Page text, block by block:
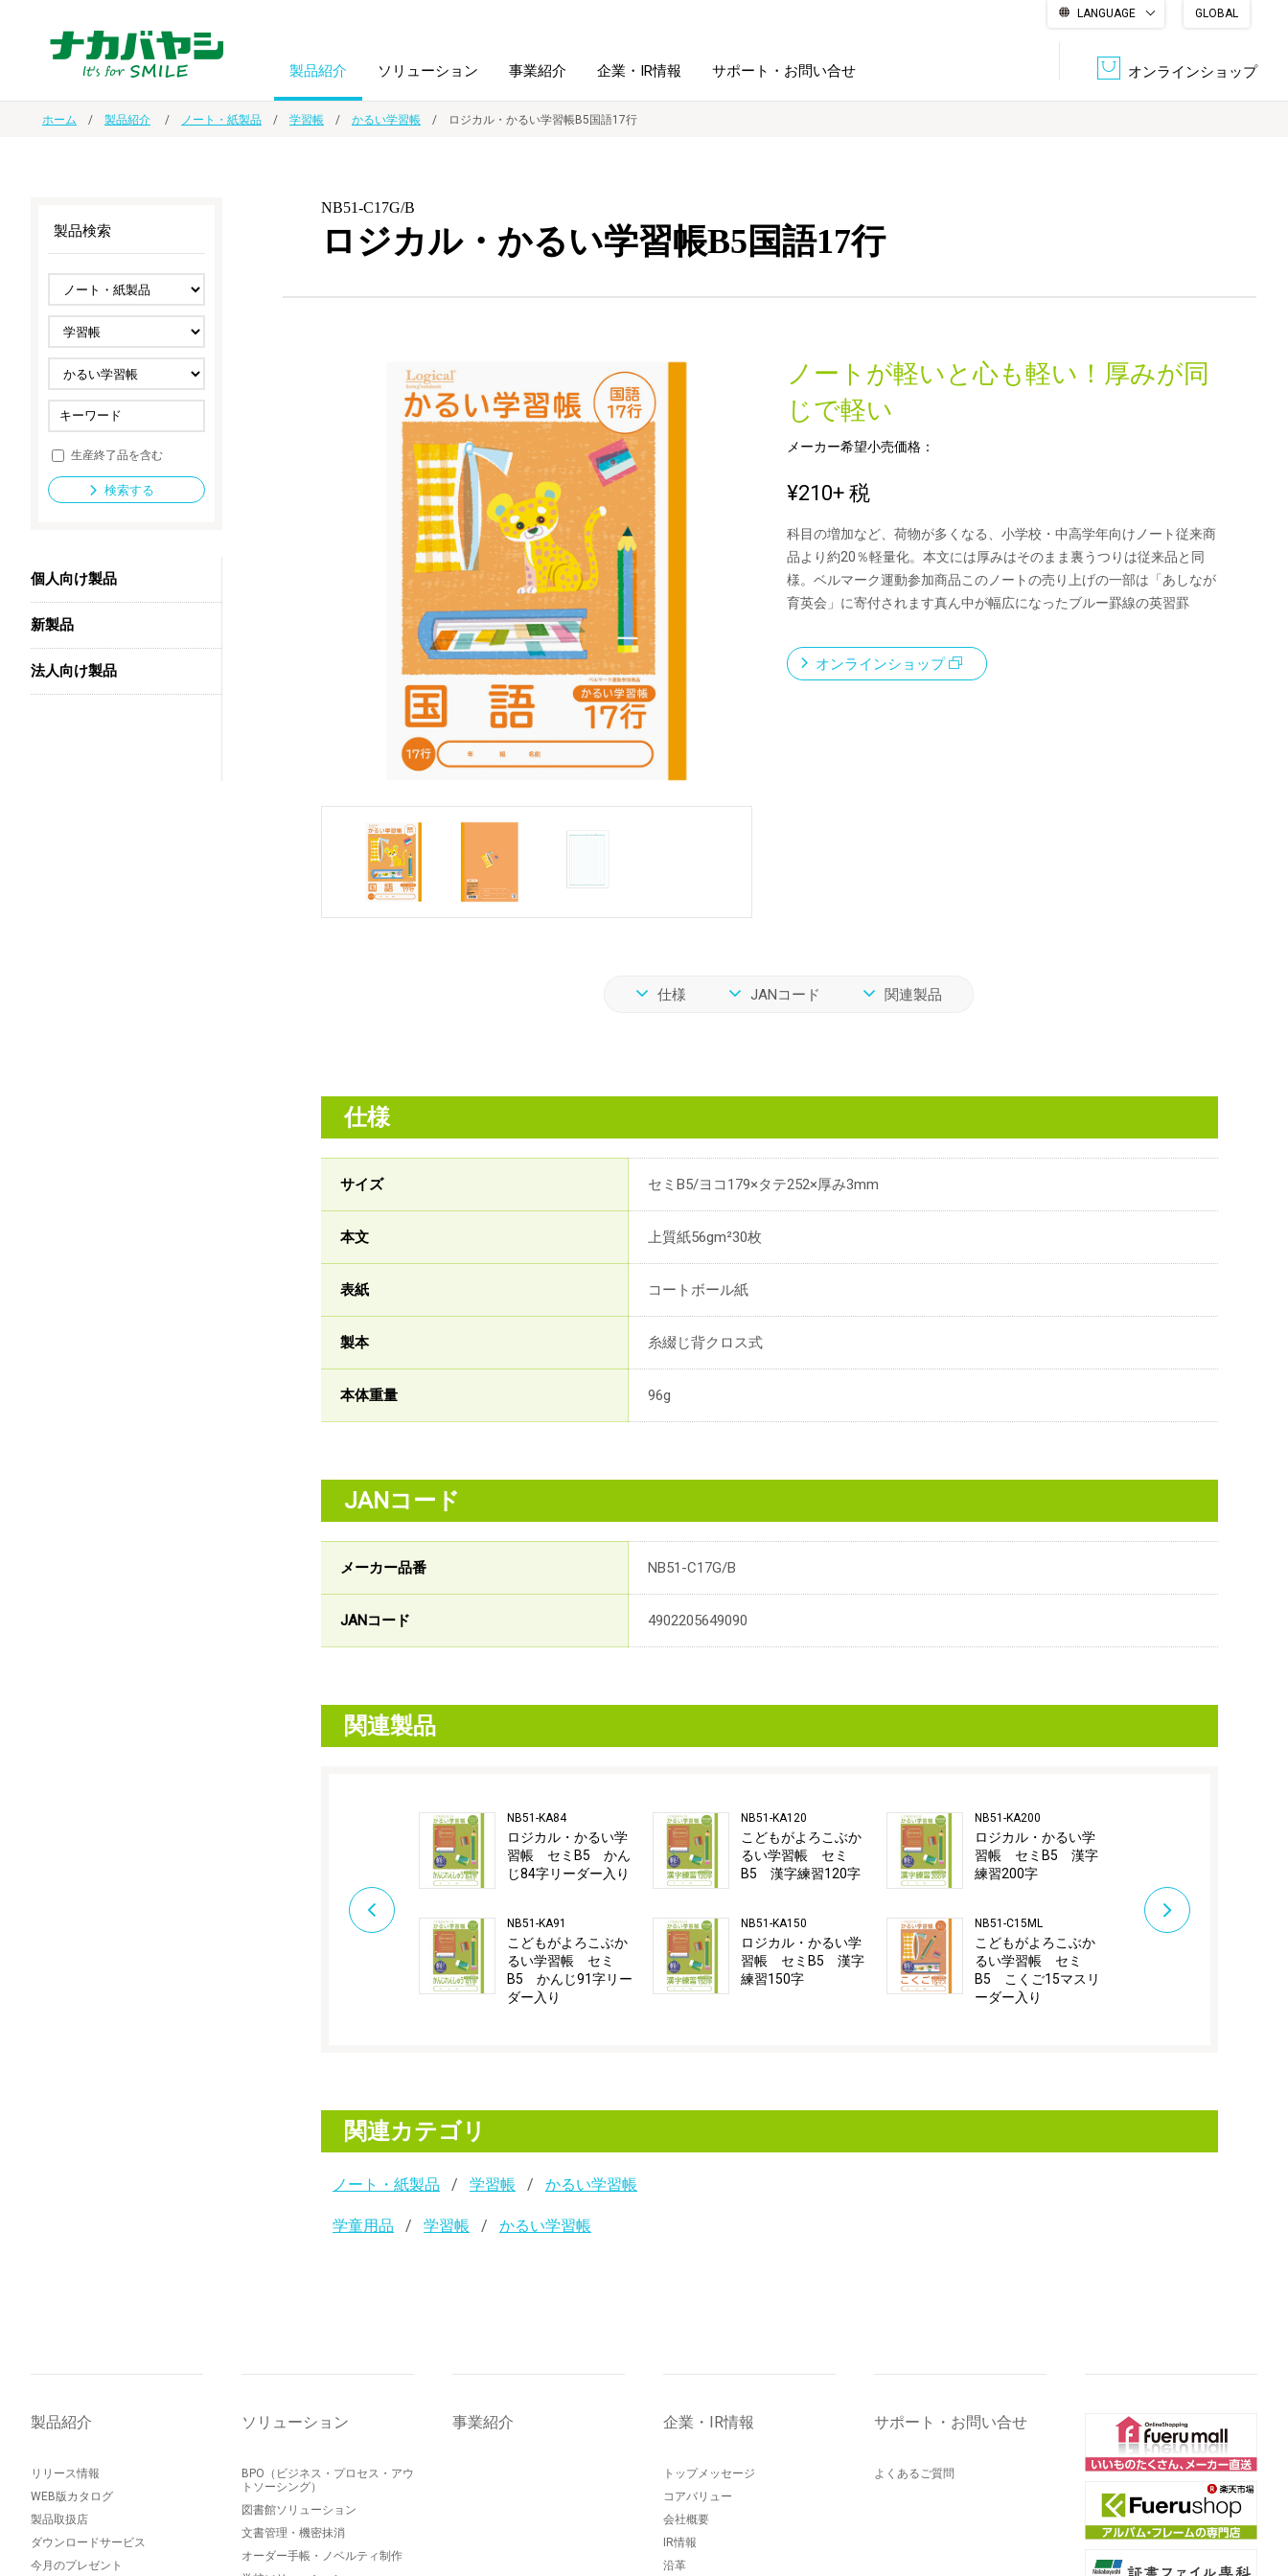
LANGUAGE
GLOBAL
オンラインショップ
製品紹介
ノート・紙製品
ファイル・
ホルダー用品
筆記具
スマートフォン・
タブレット関連
防災・
セキュリティ用品
シルバー デジタル文具
キャラクター・
学童用品
法人向け製品 新製品一覧
ソリューション
オーダー手帳・ノベルティ制作 学校ソリューション
ドキュメントスキャニングサービス
導入事例
事業紹介 企業・IR情報
IR情報 沿革
サステナビリティ
サポート・お問い合せ
ホーム 製品紹介 ノート・紙製品 学習帳 かるい学習帳 ロジカル・かるい学習帳B5国語17行
NB51-C17G/B
ロジカル・かるい学習帳B5国語17行
ノートが軽いと心も軽い！厚みが同
じで軽い
メーカー希望小売価格：
¥210+ 税
科目の増加など、荷物が多くなる、小学校・中高学年向けノート従来商
品より約20％軽量化。本文には厚みはそのまま裏うつりは従来品と同
様。ベルマーク運動参加商品このノートの売り上げの一部は「あしなが
育英会」に寄付されます真ん中が幅広になったブルー罫線の英習罫
オンラインショップ
仕様 JANコード 関連製品
仕様
サイズ セミB5/ヨコ179×タテ252×厚み3mm
本文 上質紙56gm²30枚
表紙 コートボール紙
製本 糸綴じ背クロス式
本体重量 96g
JANコード
メーカー品番 NB51-C17G/B
JANコード 4902205649090
関連製品
NB51-KA84
ロジカル・かるい学
習帳 セミB5 かん
じ84字リーダー入り
NB51-KA91
こどもがよろこぶか
るい学習帳 セミ
B5 かんじ91字リー
ダー入り
NB51-KA120
こどもがよろこぶか
るい学習帳 セミ
B5 漢字練習120字
NB51-KA150
ロジカル・かるい学
習帳 セミB5 漢字
練習150字
NB51-KA200
ロジカル・かるい学
習帳 セミB5 漢字
練習200字
NB51-C15ML
こどもがよろこぶか
るい学習帳 セミ
B5 こくご15マスリ
ーダー入り
関連カテゴリ
ノート・紙製品 学習帳 かるい学習帳
学童用品 学習帳 かるい学習帳
製品検索
生産終了品を含む
検索する
個人向け製品
新製品
法人向け製品
製品紹介
リリース情報
WEB版カタログ
製品取扱店
ダウンロードサービス
今月のプレゼント
ソリューション
BPO（ビジネス・プロセス・アウ
トソーシング）
図書館ソリューション
文書管理・機密抹消
オーダー手帳・ノベルティ制作
事業紹介 企業・IR情報
トップメッセージ
コアバリュー
会社概要
IR情報
沿革
サポート・お問い合せ
よくあるご質問